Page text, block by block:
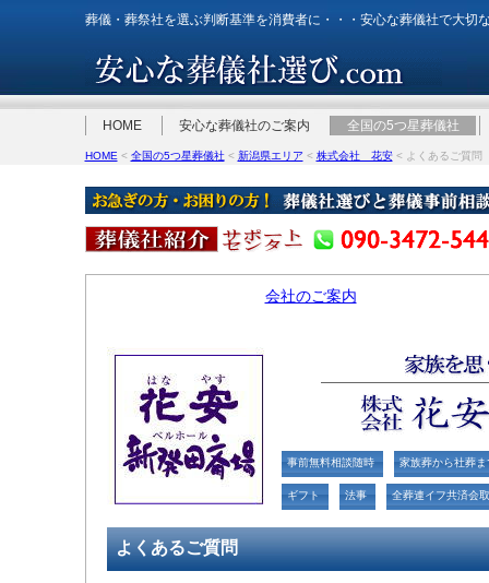
葬儀・葬祭社を選ぶ判断基準を消費者に・・・安心な葬儀社で大切
HOME 安心な葬儀社のご案内 全国の5つ星葬儀社
HOME < 全国の5つ星葬儀社< 新潟県エリア < 株式会社 花安< よくあるご質問
会社のご案内
事前無料相談随時 家族葬から社葬
ギフト 法事 全葬連イフ共済会
よくあるご質問